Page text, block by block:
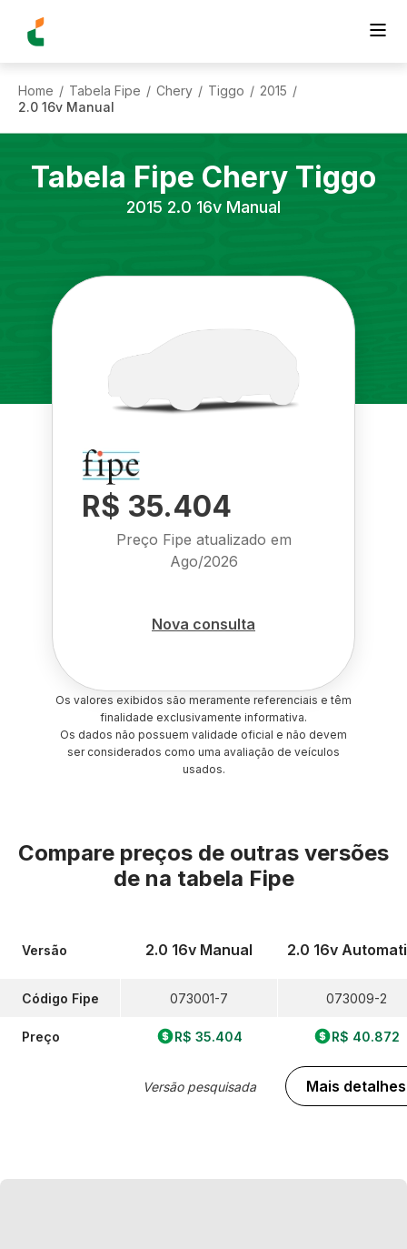
Home / Tabela Fipe / Chery / Tiggo / 2015 /
2.0 16v Manual
Tabela Fipe Chery Tiggo
2015 2.0 16v Manual
R$ 35.404
Preço Fipe atualizado em
Ago/2026
Nova consulta
Os valores exibidos são meramente referenciais e têm
finalidade exclusivamente informativa.
Os dados não possuem validade oficial e não devem
ser considerados como uma avaliação de veículos
usados.
Compare preços de outras versões
de na tabela Fipe
Versão
Código Fipe
Preço
2.0 16v Manual
073001-7
R$ 35.404
Versão pesquisada
2.0 16v
073009-2
R$ 40.872
Mais detalhes